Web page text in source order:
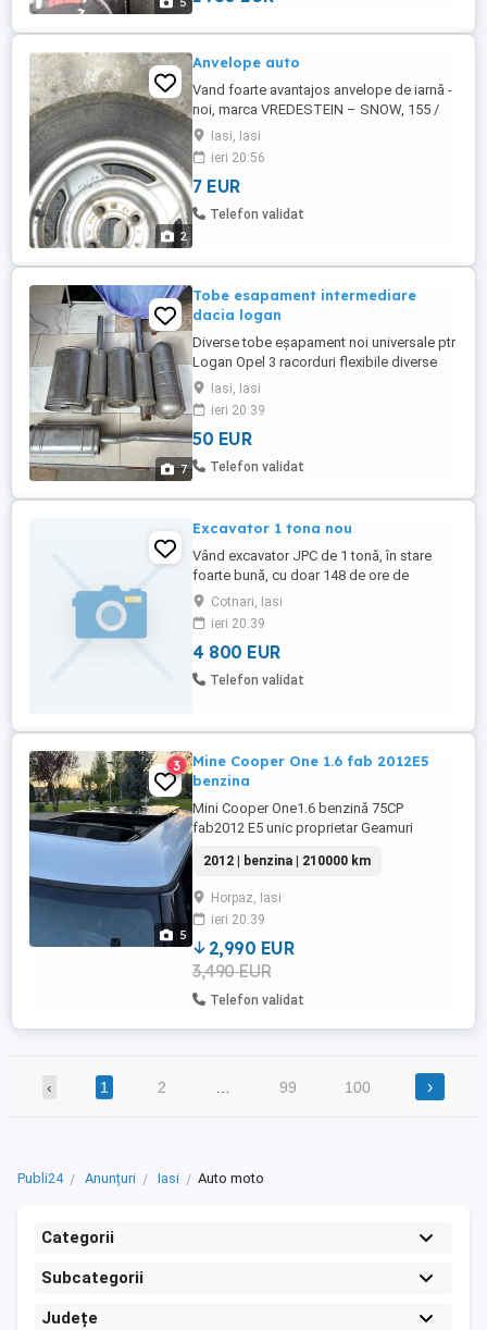
2
Anvelope auto
Vand foarte avantajos anvelope de iarnă -
noi, marca VREDESTEIN – SNOW, 155 /
SR13-78QM8S, TUBELESS – Radial, cu
genţi de oţel, cu 4 prezoane (2 buc.); preţ
90 lei/ buc
Iasi, Iasi
ieri 20:56
7 EUR
Telefon validat
7
Tobe esapament intermediare
dacia logan
Diverse tobe eșapament noi universale ptr
Logan Opel 3 racorduri flexibile diverse
mărimi Țevi +coliere de legătură Dacia
1300 50 lei buc
Iasi, Iasi
ieri 20:39
50 EUR
Telefon validat
Excavator 1 tona nou
Vând excavator JPC de 1 tonă, în stare
foarte bună, cu doar 148 de ore de
funcționare. Utilaj bine întreținut, ideal
pentru lucrări de construcții, amenajări și
săpături în spații restrânse. Gata de lucru.
Utilajul este gresat, ulei si filtru schimbate.
Se poate viziona si proba fara probleme.
Cotnari, Iasi
ieri 20:39
4 800 EUR
Telefon validat
5
3
Mine Cooper One 1.6 fab 2012E5
benzina
Mini Cooper One1.6 benzină 75CP
fab2012 E5 unic proprietar Geamuri
ABS ESP centralizat 2 chei trapa electrică
panoramic 3 poziții Halogene bară Auto
Star Stop 210000km reali Unic proprietar
înmatriculat în RO de 2 luni Proprietar în
acte fiscal imediat Funcționare ...
2012 | benzina | 210000 km
Horpaz, Iasi
ieri 20:39
2,990 EUR
3,490 EUR
Telefon validat
‹ 1 2 99 100 ›
Publi24 Anunțuri Iasi Auto moto
Categorii
Subcategorii
Județe